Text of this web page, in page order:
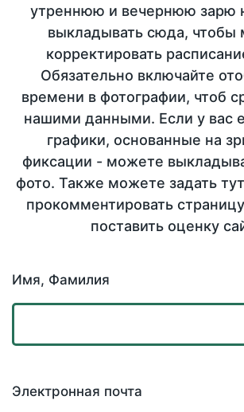
утреннюю и вечернюю зарю
выкладывать сюда, чтобы
корректировать
Обязательно включайте
времени в фотографии, чтоб
нашими данными. Если у вас
графики, основанные на
фиксации - можете
фото. Также можете задать
прокомментировать
поставить оценку
Имя, Фамилия
Электронная почта